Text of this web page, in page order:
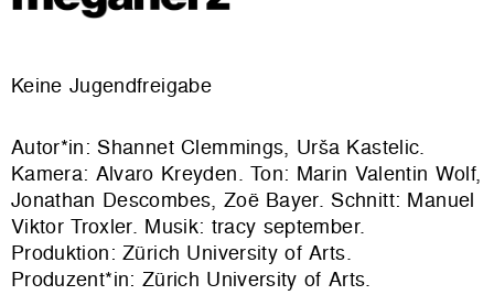
Keine Jugendfreigabe
Autor*in: Shannet Clemmings, Urša Kastelic.
Kamera: Alvaro Kreyden. Ton: Marin Valentin Wolf,
Jonathan Descombes, Zoë Bayer. Schnitt: Manuel
Viktor Troxler. Musik: tracy september.
Produktion: Zürich University of Arts.
Produzent*in: Zürich University of Arts.